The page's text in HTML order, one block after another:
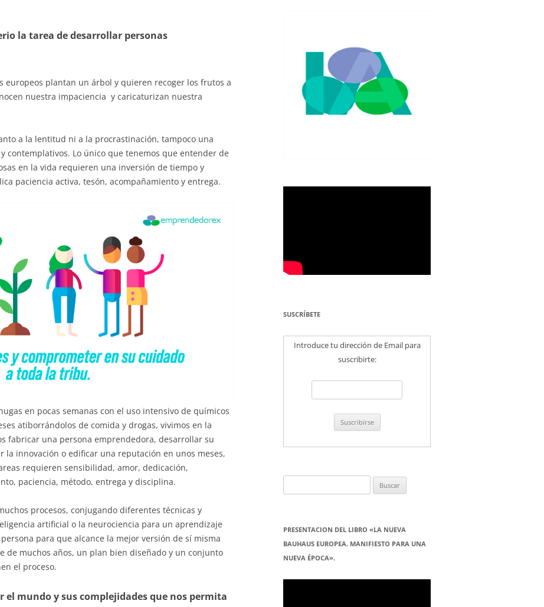
NUEVOS EMPRENDEDORES EN TU
GESTIÓN DEL CONOCIMIENTO EN
UN NUEVO ENTENDIMIENTO DEL
la tarea de desarrollar personas
plantan un árbol y quieren recoger los frutos a
nuestra impaciencia y caricaturizan nuestra
a la lentitud ni a la procrastinación, tampoco una
contemplativos. Lo único que tenemos que entender de
en la vida requieren una inversión de tiempo y
paciencia activa, tesón, acompañamiento y entrega.
en pocas semanas con el uso intensivo de químicos
atiborrándolos de comida y drogas, vivimos en la
fabricar una persona emprendedora, desarrollar su
innovación o edificar una reputación en unos meses,
requieren sensibilidad, amor, dedicación,
paciencia, método, entrega y disciplina.
procesos, conjugando diferentes técnicas y
artificial o la neurociencia para un aprendizaje
para que alcance la mejor versión de sí misma
de muchos años, un plan bien diseñado y un conjunto
el proceso.
el mundo y sus complejidades que nos permita
SUSCRÍBETE
Introduce tu dirección de Email para
suscribirte:
PRESENTACION DEL LIBRO «LA NUEVA
BAUHAUS EUROPEA. MANIFIESTO PARA UNA
NUEVA ÉPOCA».